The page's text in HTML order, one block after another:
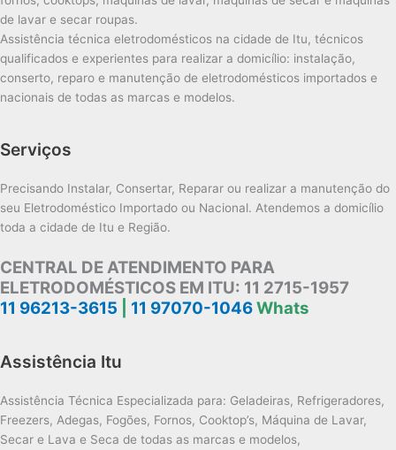
de lavar e secar roupas.
Assistência técnica eletrodomésticos na cidade de Itu, técnicos
qualificados e experientes para realizar a domicílio: instalação,
conserto, reparo e manutenção de eletrodomésticos importados e
nacionais de todas as marcas e modelos.
Serviços
Precisando Instalar, Consertar, Reparar ou realizar a manutenção do
seu Eletrodoméstico Importado ou Nacional. Atendemos a domicílio
toda a cidade de Itu e Região.
CENTRAL DE ATENDIMENTO PARA
ELETRODOMÉSTICOS EM ITU: 11 2715-1957
11 96213-3615
11 97070-1046Whats
Assistência Itu
Assistência Técnica Especializada para: Geladeiras, Refrigeradores,
Freezers, Adegas, Fogões, Fornos, Cooktop’s, Máquina de Lavar,
Secar e Lava e Seca de todas as marcas e modelos,